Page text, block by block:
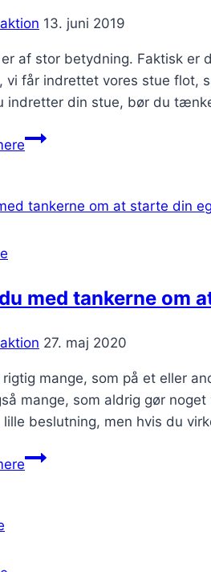
13. juni 2019
af stor betydning. Faktisk er
vi får indrettet vores stue flot,
indretter din stue, bør du
Ny
stuen
med tankerne om
27. maj 2020
rigtig mange, som på et eller
mange, som aldrig gør
lille beslutning, men hvis du
Går